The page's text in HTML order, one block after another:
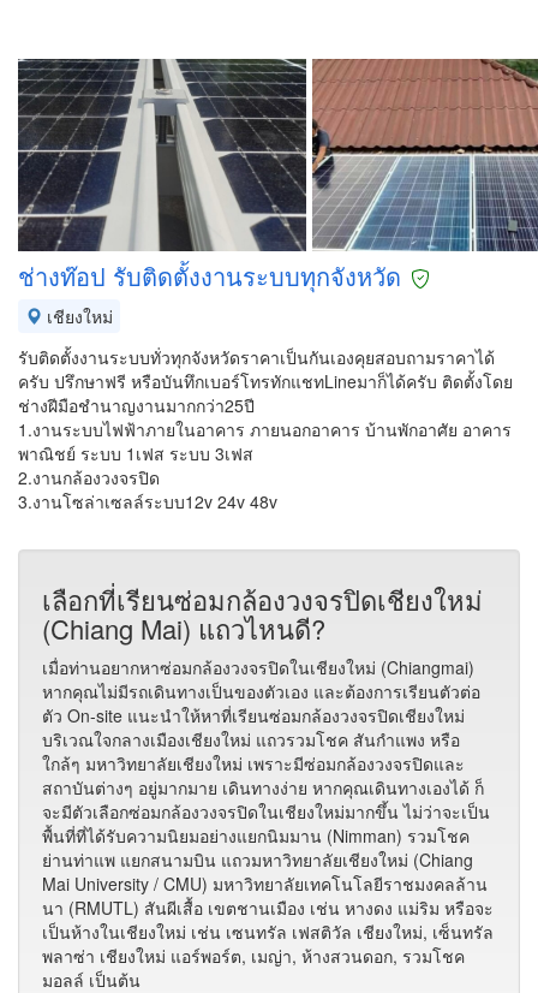
ช่างท๊อป รับติดตั้งงานระบบทุกจังหวัด
เชียงใหม่
รับติดตั้งงานระบบทั่วทุกจังหวัดราคาเป็นกันเองคุยสอบถามราคาได้
ครับ ปรึกษาฟรี หรือบันทึกเบอร์โทรทักแชทLineมาก็ได้ครับ ติดตั้งโดย
ช่างฝีมือชำนาญงานมากกว่า25ปี
1.งานระบบไฟฟ้าภายในอาคาร ภายนอกอาคาร บ้านพักอาศัย อาคาร
พาณิชย์ ระบบ 1เฟส ระบบ 3เฟส
2.งานกล้องวงจรปิด
3.งานโซล่าเซลล์ระบบ12v 24v 48v
เลือกที่เรียนซ่อมกล้องวงจรปิดเชียงใหม่
(Chiang Mai) แถวไหนดี?
เมื่อท่านอยากหาซ่อมกล้องวงจรปิดในเชียงใหม่ (Chiangmai)
หากคุณไม่มีรถเดินทางเป็นของตัวเอง และต้องการเรียนตัวต่อ
ตัว On-site แนะนำให้หาที่เรียนซ่อมกล้องวงจรปิดเชียงใหม่
บริเวณใจกลางเมืองเชียงใหม่ แถวรวมโชค สันกำแพง หรือ
ใกล้ๆ มหาวิทยาลัยเชียงใหม่ เพราะมีซ่อมกล้องวงจรปิดและ
สถาบันต่างๆ อยู่มากมาย เดินทางง่าย หากคุณเดินทางเองได้ ก็
จะมีตัวเลือกซ่อมกล้องวงจรปิดในเชียงใหม่มากขึ้น ไม่ว่าจะเป็น
พื้นที่ที่ได้รับความนิยมอย่างแยกนิมมาน (Nimman) รวมโชค
ย่านท่าแพ แยกสนามบิน แถวมหาวิทยาลัยเชียงใหม่ (Chiang
Mai University / CMU) มหาวิทยาลัยเทคโนโลยีราชมงคลล้าน
นา (RMUTL) สันผีเสื้อ เขตชานเมือง เช่น หางดง แม่ริม หรือจะ
เป็นห้างในเชียงใหม่ เช่น เซนทรัล เฟสติวัล เชียงใหม่, เซ็นทรัล
พลาซ่า เชียงใหม่ แอร์พอร์ต, เมญ่า, ห้างสวนดอก, รวมโชค
มอลล์ เป็นต้น